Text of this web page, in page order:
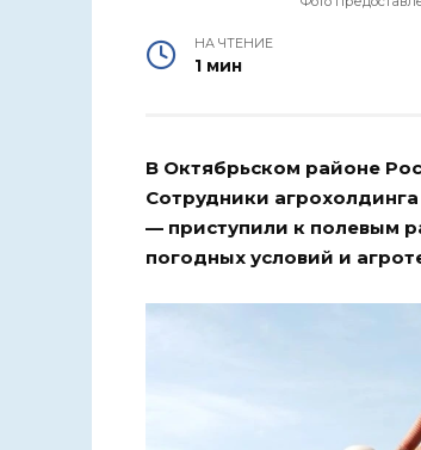
НА ЧТЕНИЕ
1 мин
В Октябрьском районе
Сотрудники
— приступили к полевым
погодных условий и